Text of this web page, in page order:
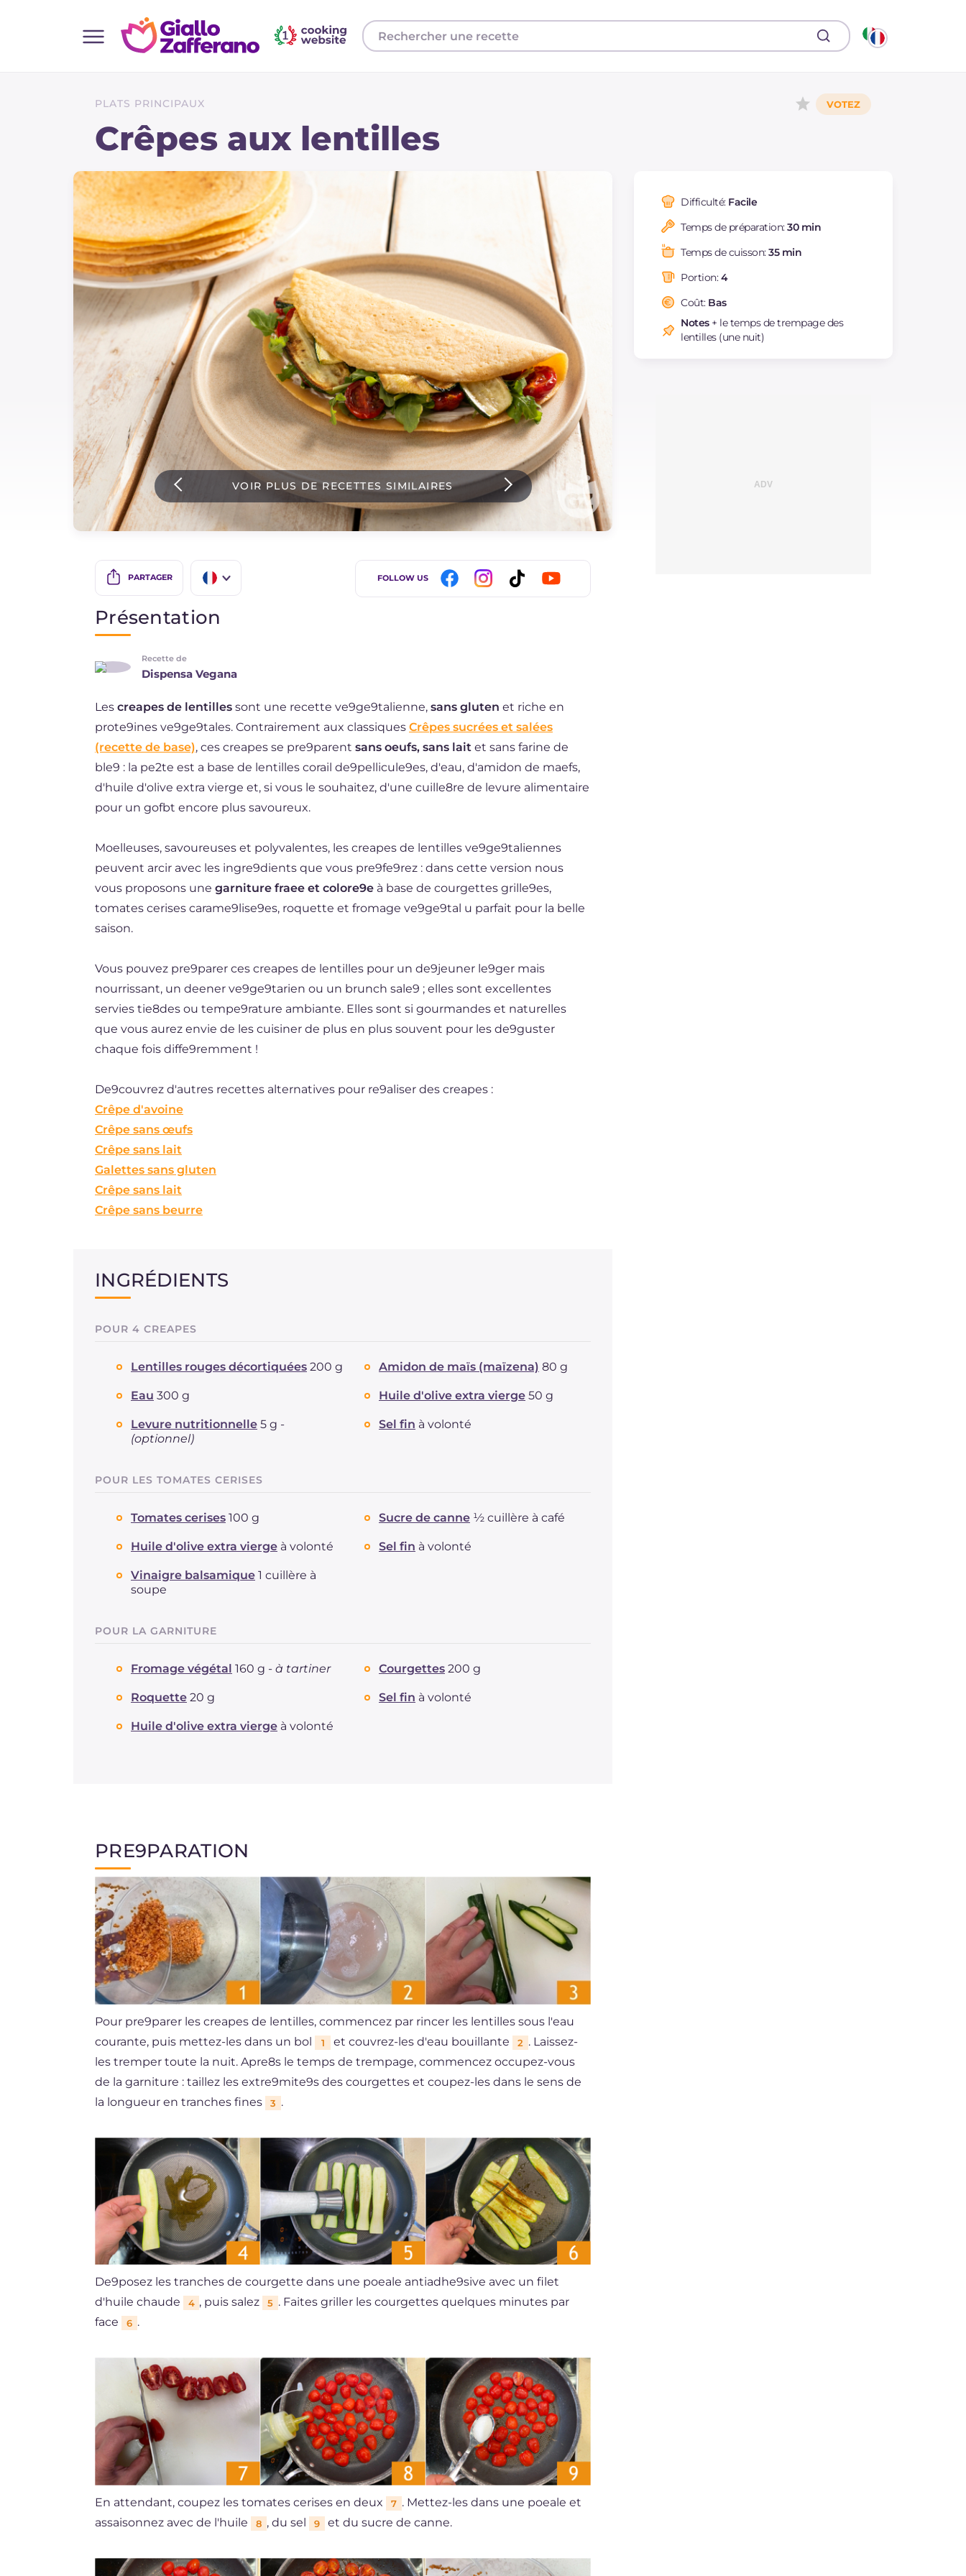
Toutes les recettes
Plats principaux
Boissons et rafraîchissements
Accompagnement
Pizzas et focaccia
Gateaux et patisserie
Dernieres recettes
IT Website
Instagram
YouTube
PLATS PRINCIPAUX
Crêpes aux lentilles
VOIR PLUS DE RECETTES SIMILAIRES
PARTAGER
BR
FOLLOW US
Difficulté: Facile
Temps de préparation:30 min
Temps de cuisson:35 min
Portion:4
Coût: Bas
Notes+ le temps de trempage des
lentilles (une nuit)
Présentation
Recette de
Dispensa Vegana
Les creapes de lentilles sont une recette ve9ge9talienne, sans gluten et riche en
prote9ines ve9ge9tales. Contrairement aux classiques Crêpes sucrées et salées
(recette de base), ces creapes se pre9parent sans oeufs, sans lait et sans farine de
ble9 : la pe2te est a base de lentilles corail de9pellicule9es, d'eau, d'amidon de maefs,
d'huile d'olive extra vierge et, si vous le souhaitez, d'une cuille8re de levure alimentaire
pour un gofbt encore plus savoureux.
Moelleuses, savoureuses et polyvalentes, les creapes de lentilles ve9ge9taliennes
peuvent arcir avec les ingre9dients que vous pre9fe9rez : dans cette version nous
vous proposons une garniture fraee et colore9e à base de courgettes grille9es,
tomates cerises carame9lise9es, roquette et fromage ve9ge9tal u parfait pour la belle
saison.
Vous pouvez pre9parer ces creapes de lentilles pour un de9jeuner le9ger mais
nourrissant, un deener ve9ge9tarien ou un brunch sale9 ; elles sont excellentes
servies tie8des ou tempe9rature ambiante. Elles sont si gourmandes et naturelles
que vous aurez envie de les cuisiner de plus en plus souvent pour les de9guster
chaque fois diffe9remment !
De9couvrez d'autres recettes alternatives pour re9aliser des creapes :
Crêpe d'avoine
Crêpe sans œufs
Crêpe sans lait
Galettes sans gluten
Crêpe sans lait
Crêpe sans beurre
INGRÉDIENTS
POUR 4 CREAPES
Lentilles rouges décortiquées 200 g Amidon de maïs (maïzena) 80 g
Eau 300 g Huile d'olive extra vierge 50 g
Levure nutritionnelle 5 g -
(optionnel)
Sel fin à volonté
POUR LES TOMATES CERISES
Tomates cerises 100 g Sucre de canne ½ cuillère à café
Huile d'olive extra vierge à volonté Sel fin à volonté
Vinaigre balsamique 1 cuillère à
soupe
POUR LA GARNITURE
Fromage végétal 160 g - à tartiner Courgettes 200 g
Roquette 20 g Sel fin à volonté
Huile d'olive extra vierge à volonté
PRE9PARATION
Pour pre9parer les creapes de lentilles, commencez par rincer les lentilles sous l'eau
courante, puis mettez-les dans un bol
1 et couvrez-les d'eau bouillante 2 . Laissez-
les tremper toute la nuit. Apre8s le temps de trempage, commencez occupez-vous
de la garniture : taillez les extre9mite9s des courgettes et coupez-les dans le sens de
la longueur en tranches fines
3 .
De9posez les tranches de courgette dans une poeale antiadhe9sive avec un filet
d'huile chaude
4 , puis salez 5 . Faites griller les courgettes quelques minutes par
face
6 .
En attendant, coupez les tomates cerises en deux 7 . Mettez-les dans une poeale et
assaisonnez avec de l'huile
8 , du sel 9 et du sucre de canne.